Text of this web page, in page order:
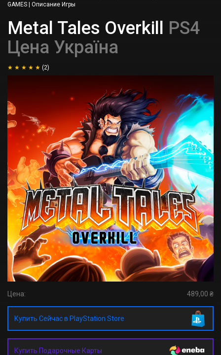
GAMES
Описание Игры
Metal Tales Overkill
PS4
Цена Україна
(2)
Цена: 489,00 ₴
Купить Сейчас в PlayStation Store
Купить Подарочные Карты